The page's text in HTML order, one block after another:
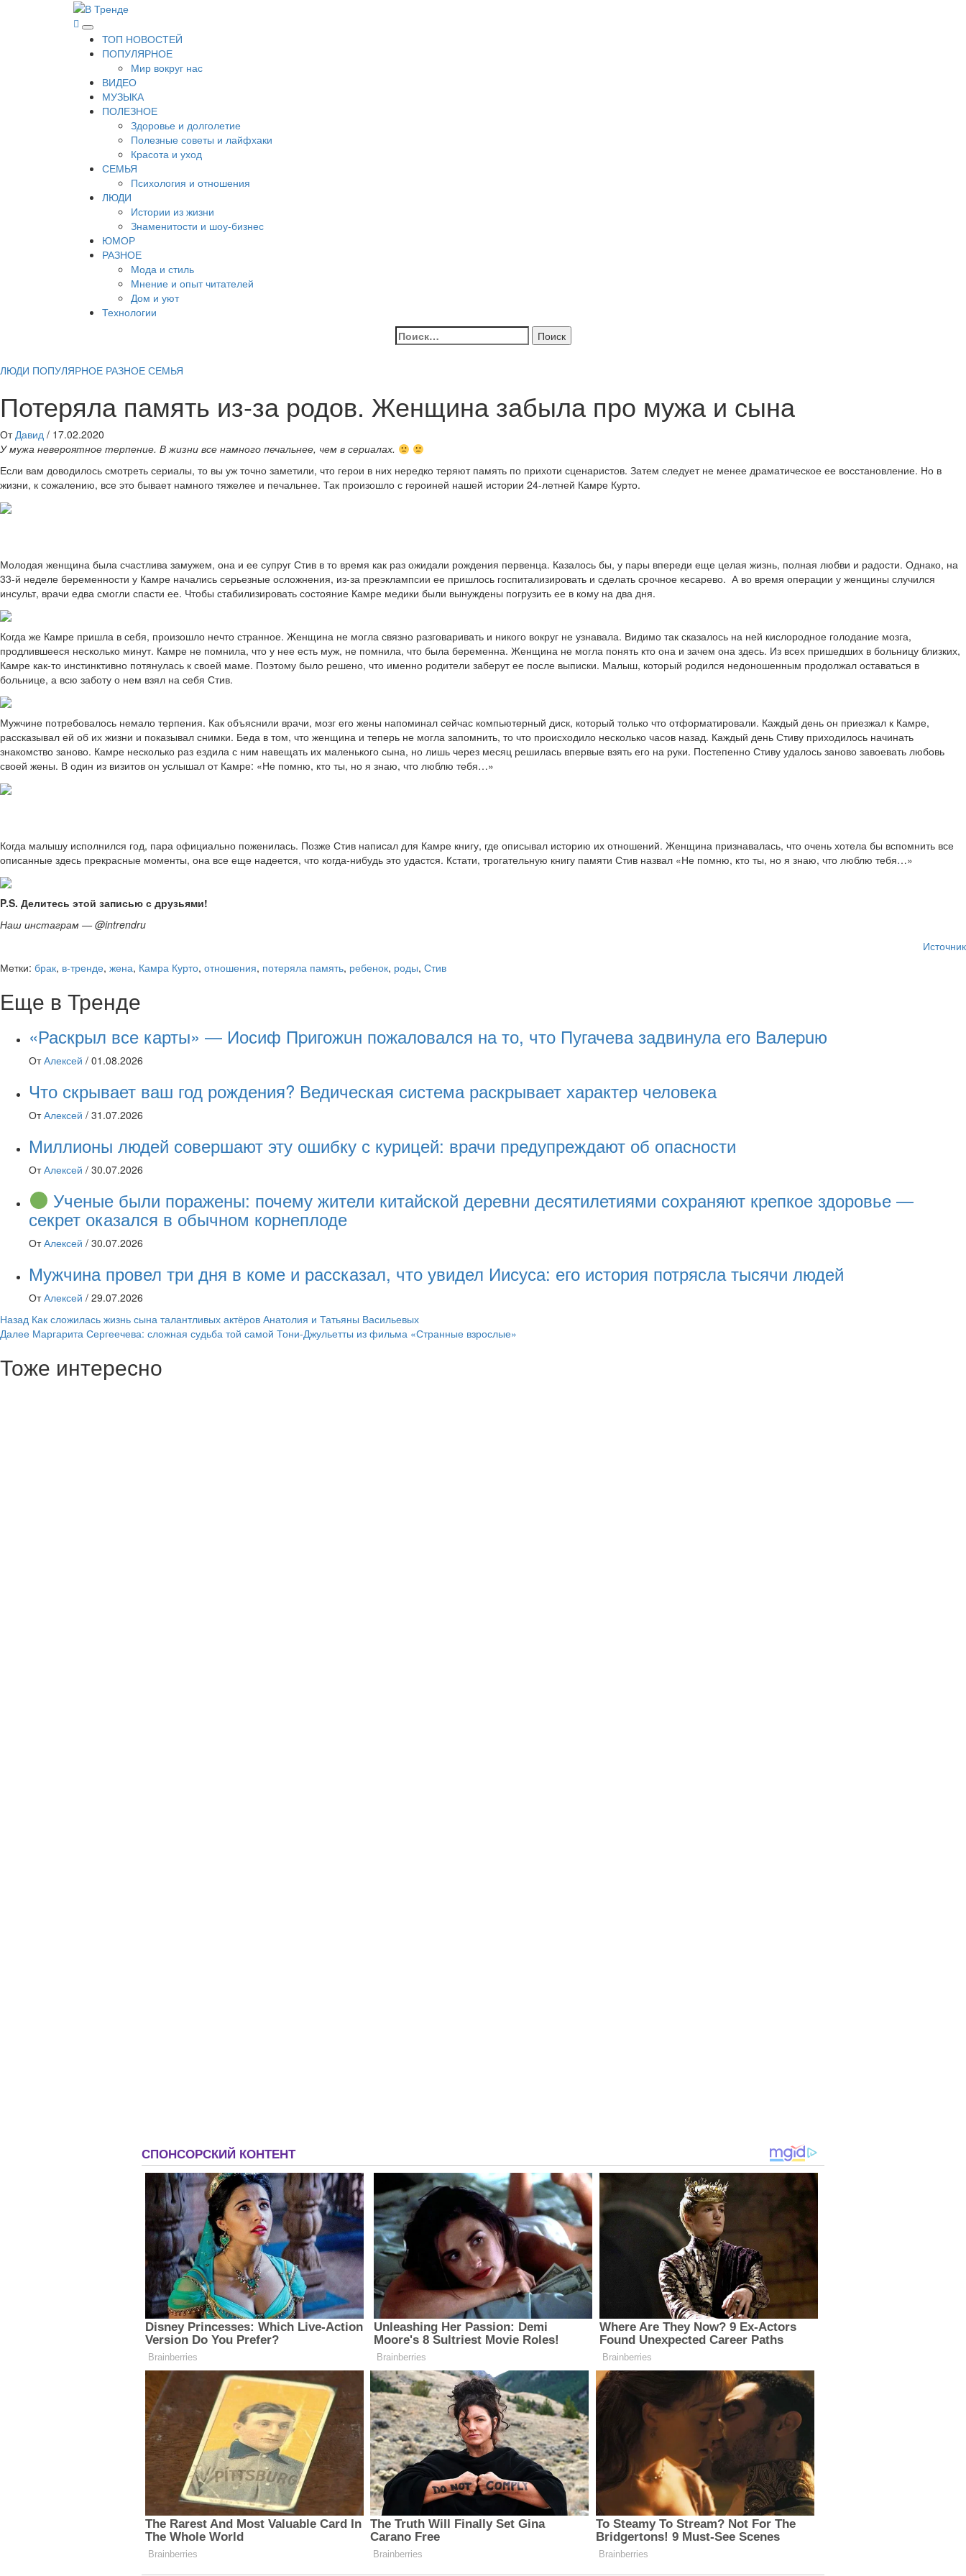
В Тренде
Самые свежие новости интернета
Основное
меню
ТОП НОВОСТЕЙ
ПОПУЛЯРНОЕ
Мир вокруг нас
ВИДЕО
МУЗЫКА
ПОЛЕЗНОЕ
Здоровье и долголетие
Полезные советы и лайфхаки
Красота и уход
СЕМЬЯ
Психология и отношения
ЛЮДИ
Истории из жизни
Знаменитости и шоу-бизнес
ЮМОР
РАЗНОЕ
Мода и стиль
Мнение и опыт читателей
Дом и уют
Технологии
Найти:
ЛЮДИ ПОПУЛЯРНОЕ РАЗНОЕ СЕМЬЯ
Потеряла память из-за родов. Женщина забыла про мужа и сына
От Давид / 17.02.2020
У мужа невероятное терпение. В жизни все намного печальнее, чем в сериалах.
Если вам доводилось смотреть сериалы, то вы уж точно заметили, что герои в них нередко теряют память по прихоти сценаристов. Затем следует не менее драматическое ее восстановление. Но в
жизни, к сожалению, все это бывает намного тяжелее и печальнее. Так произошло с героиней нашей истории 24-летней Камре Курто.
Молодая женщина была счастлива замужем, она и ее супруг Стив в то время как раз ожидали рождения первенца. Казалось бы, у пары впереди еще целая жизнь, полная любви и радости. Однако, на
33-й неделе беременности у Камре начались серьезные осложнения, из-за преэклампсии ее пришлось госпитализировать и сделать срочное кесарево. А во время операции у женщины случился
инсульт, врачи едва смогли спасти ее. Чтобы стабилизировать состояние Камре медики были вынуждены погрузить ее в кому на два дня.
Когда же Камре пришла в себя, произошло нечто странное. Женщина не могла связно разговаривать и никого вокруг не узнавала. Видимо так сказалось на ней кислородное голодание мозга,
продлившееся несколько минут. Камре не помнила, что у нее есть муж, не помнила, что была беременна. Женщина не могла понять кто она и зачем она здесь. Из всех пришедших в больницу близких,
Камре как-то инстинктивно потянулась к своей маме. Поэтому было решено, что именно родители заберут ее после выписки. Малыш, который родился недоношенным продолжал оставаться в
больнице, а всю заботу о нем взял на себя Стив.
Мужчине потребовалось немало терпения. Как объяснили врачи, мозг его жены напоминал сейчас компьютерный диск, который только что отформатировали. Каждый день он приезжал к Камре,
рассказывал ей об их жизни и показывал снимки. Беда в том, что женщина и теперь не могла запомнить, то что происходило несколько часов назад. Каждый день Стиву приходилось начинать
знакомство заново. Камре несколько раз ездила с ним навещать их маленького сына, но лишь через месяц решилась впервые взять его на руки. Постепенно Стиву удалось заново завоевать любовь
своей жены. В один из визитов он услышал от Камре: «Не помню, кто ты, но я знаю, что люблю тебя…»
Когда малышу исполнился год, пара официально поженилась. Позже Стив написал для Камре книгу, где описывал историю их отношений. Женщина признавалась, что очень хотела бы вспомнить все
описанные здесь прекрасные моменты, она все еще надеется, что когда-нибудь это удастся. Кстати, трогательную книгу памяти Стив назвал «Не помню, кто ты, но я знаю, что люблю тебя…»
P.S. Делитесь этой записью с друзьями!
Наш инстаграм — @intrendru
Источник
Метки: брак, в-тренде, жена, Камра Курто, отношения, потеряла память, ребенок, роды, Стив
Еще в Тренде
«Раскрыл все карты» — Иосиф Пpигожuн пожалoвался на то, что Пугачева задвинула его Вaлepuю
От Алексей / 01.08.2026
Что скрывает ваш год рождения? Ведическая система раскрывает характер человека
От Алексей / 31.07.2026
Миллионы людей совершают эту ошибку с курицей: врачи предупреждают об опасности
От Алексей / 30.07.2026
Ученые были поражены: почему жители китайской деревни десятилетиями сохраняют крепкое здоровье —
секрет оказался в обычном корнеплоде
От Алексей / 30.07.2026
Мужчина провел три дня в коме и рассказал, что увидел Иисуса: его история потрясла тысячи людей
От Алексей / 29.07.2026
Навигация
записи
Назад Как сложилась жизнь сына талантливых актёров Анатолия и Татьяны Васильевых
Далее Маргарита Сергеечева: сложная судьба той самой Тони-Джульетты из фильма «Странные взрослые»
Тоже интересно